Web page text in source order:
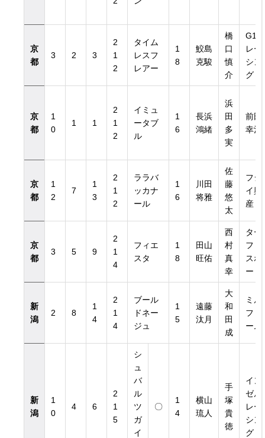
京
都
3 2 3
2
1
2
タイム
レスフ
レアー
1
8
鮫島
克駿
橋
口
慎
介
G1
レー
シン
グ
京
都
1
0
1 1
2
1
2
イミュ
ータブ
ル
1
6
長浜
鴻緒
浜
田
多
実
前田
幸治
京
都
1
2
7
1
3
2
1
2
ララバ
ッカナ
ール
1
6
川田
将雅
佐
藤
悠
太
フジ
イ興
産
京
都
3 5 9
2
1
4
フィエ
スタ
1
8
田山
旺佑
西
村
真
幸
ター
フ・
スポ
ート
新
潟
2 8
1
4
2
1
4
ブール
ドネー
ジュ
1
5
遠藤
汰月
大
和
田
成
ミル
ファ
ーム
新
潟
1
0
4 6
2
1
5
シ
ュ
バ
ル
ツ
ガ
イ
〇
1
4
横山
琉人
手
塚
貴
徳
イン
ゼル
レー
シン
グ